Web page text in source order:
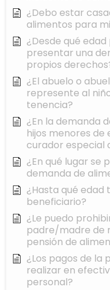
¿Debo estar
alimentos para
¿Desde qué
presentar una
propios
¿El abuelo o
represente al
tenencia?
¿En la demanda
hijos menores de
curador especial
¿En qué lugar se
demanda de
¿Hasta qué edad
beneficiario?
¿Le puedo
padre/madre de
pensión de
¿Los pagos de la
realizar en
personal?